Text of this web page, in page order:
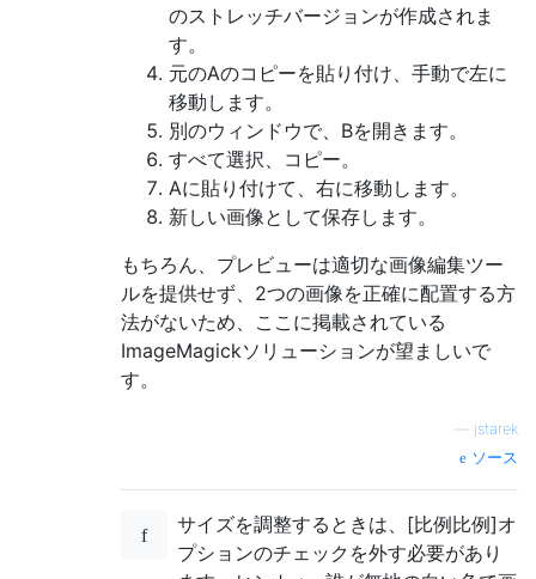
のストレッチバージョンが作成されま
す。
元のAのコピーを貼り付け、手動で左に
移動します。
別のウィンドウで、Bを開きます。
すべて選択、コピー。
Aに貼り付けて、右に移動します。
新しい画像として保存します。
もちろん、プレビューは適切な画像編集ツー
ルを提供せず、2つの画像を正確に配置する方
法がないため、ここに掲載されている
ImageMagickソリューションが望ましいで
す。
jstarek
ソース
サイズを調整するときは、[比例比例]オ
プションのチェックを外す必要があり